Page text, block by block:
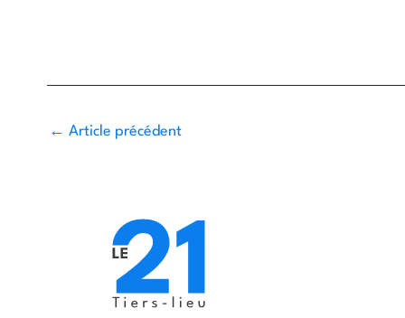
← Article précédent